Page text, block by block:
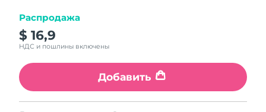
Распродажа
$ 16,9
НДС и пошлины включены
Добавить
Израиль
Италия
Ожидаемая дата доставки
8/9/26
Япония